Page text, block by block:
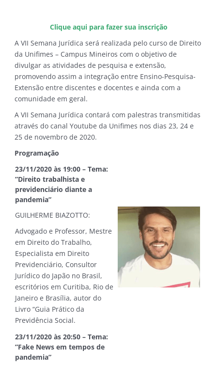
Clique aqui para fazer sua inscrição
A VII Semana Jurídica será realizada pelo curso de Direito
da Unifimes – Campus Mineiros com o objetivo de
divulgar as atividades de pesquisa e extensão,
promovendo assim a integração entre Ensino-Pesquisa-
Extensão entre discentes e docentes e ainda com a
comunidade em geral.
A VII Semana Jurídica contará com palestras transmitidas
através do canal Youtube da Unifimes nos dias 23, 24 e
25 de novembro de 2020.
Programação
23/11/2020 às 19:00 – Tema:
”Direito trabalhista e
previdenciário diante a
pandemia”
GUILHERME BIAZOTTO:
Advogado e Professor, Mestre
em Direito do Trabalho,
Especialista em Direito
Previdenciário, Consultor
Jurídico do Japão no Brasil,
escritórios em Curitiba, Rio de
Janeiro e Brasília, autor do
Livro “Guia Prático da
Previdência Social.
23/11/2020 às 20:50 – Tema:
”Fake News em tempos de
pandemia”